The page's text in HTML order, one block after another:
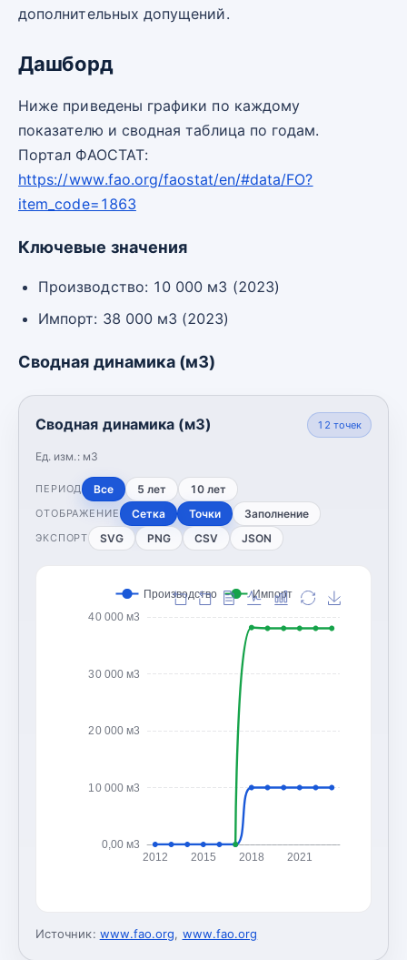
дополнительных допущений.
Дашборд
Ниже приведены графики по каждому
показателю и сводная таблица по годам.
Портал ФАОСТАТ:
https://www.fao.org/faostat/en/#data/FO?
item_code=1863
Ключевые значения
Производство: 10 000 м3 (2023)
Импорт: 38 000 м3 (2023)
Сводная динамика (м3)
Сводная динамика (м3)
Ед. изм.: м3
12 точек
ПЕРИОД Все 5 лет 10 лет
ОТОБРАЖЕНИЕ Сетка Точки Заполнение
ЭКСПОРТ SVG PNG CSV JSON
0,00 м3
10 000 м3
20 000 м3
30 000 м3
40 000 м3
2012 2015 2018 2021
Производство Импорт
Источник: www.fao.org, www.fao.org